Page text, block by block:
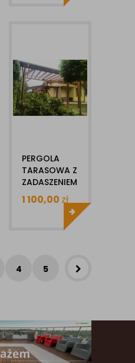
PERGOLA
TARASOWA Z
ZADASZENIEM
Z
POLIWĘGLANU
1 100,00 zł
4 5